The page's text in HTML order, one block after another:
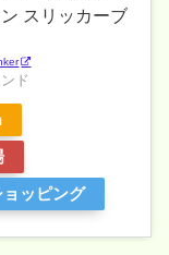
スリッカーブ
ド
ッピング